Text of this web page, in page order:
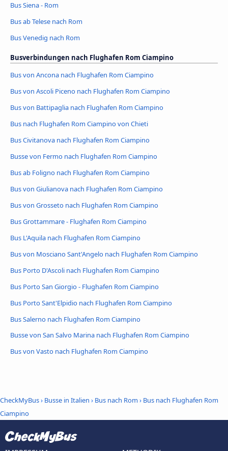
Bus Siena - Rom
Bus ab Telese nach Rom
Bus Venedig nach Rom
Busverbindungen nach Flughafen Rom Ciampino
Bus von Ancona nach Flughafen Rom Ciampino
Bus von Ascoli Piceno nach Flughafen Rom Ciampino
Bus von Battipaglia nach Flughafen Rom Ciampino
Bus nach Flughafen Rom Ciampino von Chieti
Bus Civitanova nach Flughafen Rom Ciampino
Busse von Fermo nach Flughafen Rom Ciampino
Bus ab Foligno nach Flughafen Rom Ciampino
Bus von Giulianova nach Flughafen Rom Ciampino
Bus von Grosseto nach Flughafen Rom Ciampino
Bus Grottammare - Flughafen Rom Ciampino
Bus L'Aquila nach Flughafen Rom Ciampino
Bus von Mosciano Sant'Angelo nach Flughafen Rom Ciampino
Bus Porto D'Ascoli nach Flughafen Rom Ciampino
Bus Porto San Giorgio - Flughafen Rom Ciampino
Bus Porto Sant'Elpidio nach Flughafen Rom Ciampino
Bus Salerno nach Flughafen Rom Ciampino
Busse von San Salvo Marina nach Flughafen Rom Ciampino
Bus von Vasto nach Flughafen Rom Ciampino
CheckMyBus› Busse in Italien › Bus nach Rom › Bus nach Flughafen Rom
Ciampino